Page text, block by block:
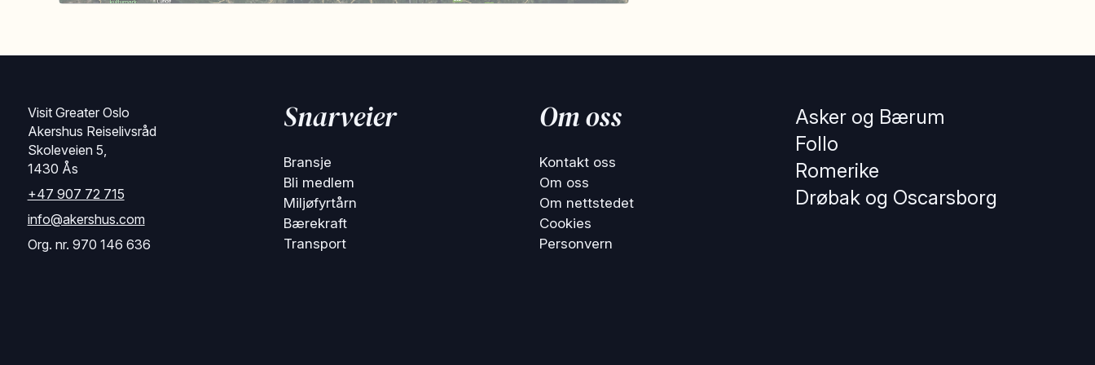
Visit Greater Oslo
Akershus Reiselivsråd
Skoleveien 5,
1430 Ås
+47 907 72 715
info@akershus.com
Org. nr. 970 146 636
Snarveier
Bransje
Bli medlem
Miljøfyrtårn
Bærekraft
Transport
Om oss
Kontakt oss
Om oss
Om nettstedet
Cookies
Personvern
Asker og Bærum
Follo
Romerike
Drøbak og Oscarsborg